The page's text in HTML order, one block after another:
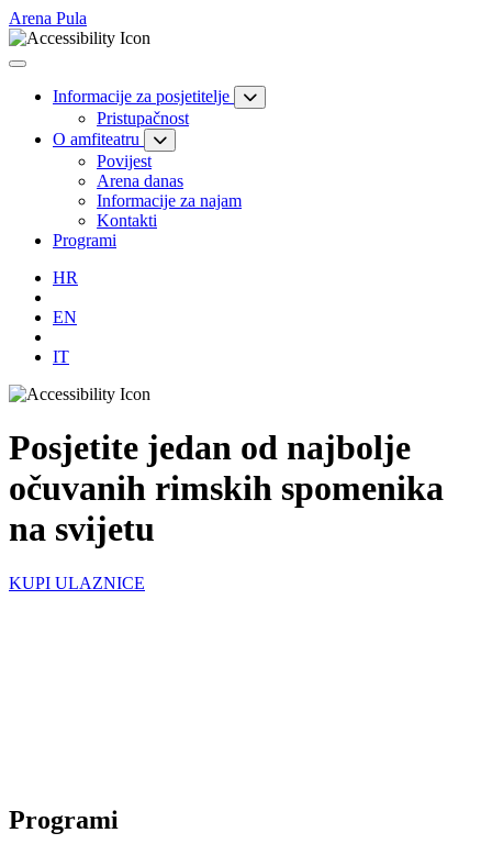
Arena Pula
Informacije za posjetitelje
Pristupačnost
O amfiteatru
Povijest
Arena danas
Informacije za najam
Kontakti
Programi
HR
EN
IT
Posjetite jedan od najbolje
očuvanih rimskih spomenika
na svijetu
KUPI ULAZNICE
Programi